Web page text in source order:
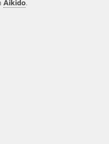
Aikido.